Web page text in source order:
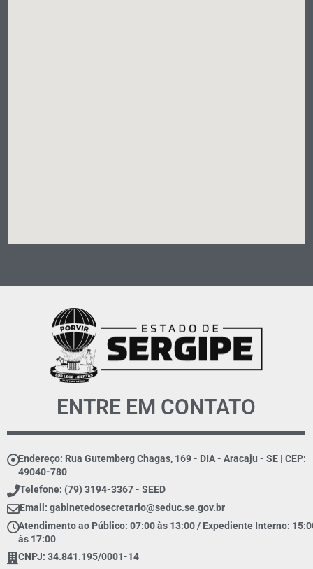
ENTRE EM CONTATO
Endereço: Rua Gutemberg Chagas, 169 - DIA - Aracaju - SE | CEP:
49040-780
Telefone: (79) 3194-3367 - SEED
Email: gabinetedosecretario@seduc.se.gov.br
Atendimento ao Público: 07:00 às 13:00 / Expediente Interno:
às 17:00
CNPJ: 34.841.195/0001-14